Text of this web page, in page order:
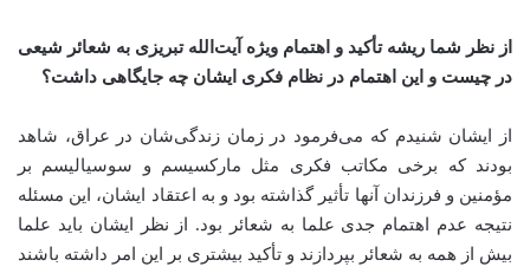
از نظر شما ریشه تأکید و اهتمام ویژه آیت‌الله تبریزی به شعائر شیعی
در چیست و این اهتمام در نظام فکری ایشان چه جایگاهی داشت؟
از ایشان شنیدم که می‌فرمود در زمان زندگی‌شان در عراق، شاهد
بودند که برخی مکاتب فکری مثل مارکسیسم و سوسیالیسم بر
مؤمنین و فرزندان آنها تأثیر گذاشته بود و به اعتقاد ایشان، این مسئله
نتیجه عدم اهتمام جدی علما به شعائر بود. از نظر ایشان باید علما
بیش از همه به شعائر بپردازند و تأکید بیشتری بر این امر داشته باشند